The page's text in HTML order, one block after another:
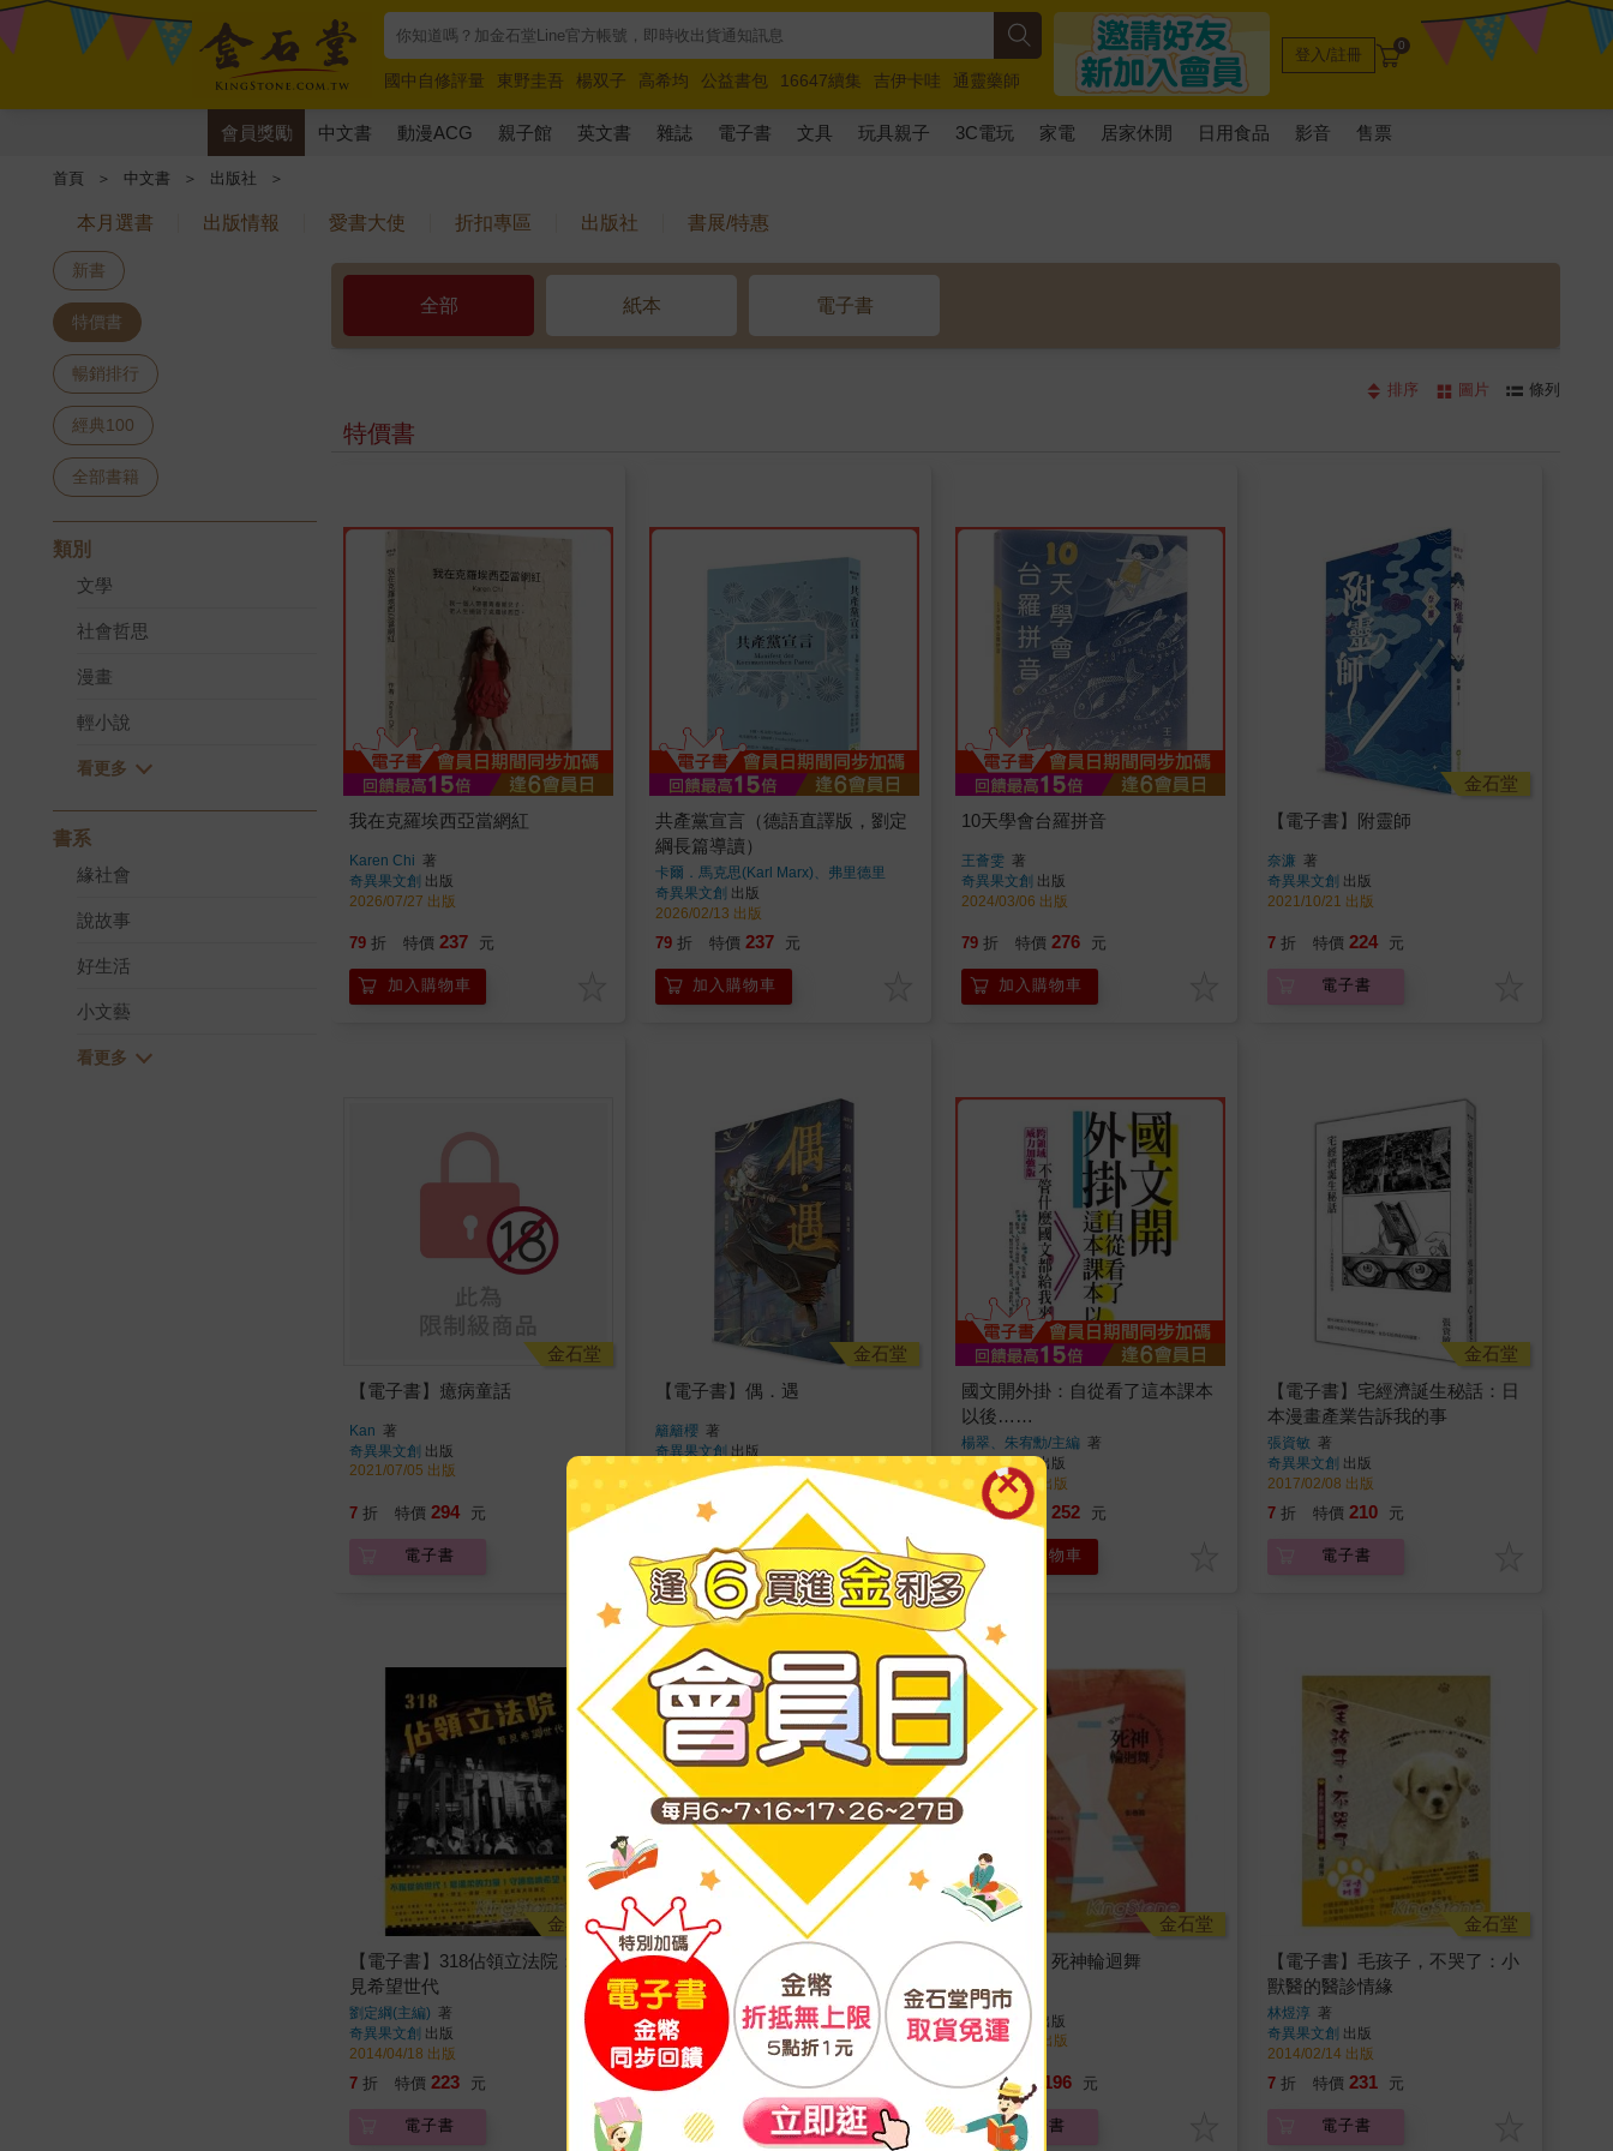
國中自修評量 東野圭吾 楊双子 高希均 公益書包 16647續集 吉伊卡哇
通靈藥師
唯紅花綻放
奧德賽 路邊攤新作 馬斯克 玩具總動員5 超慢跑
登入/註冊 0
會員獎勵 中文書 動漫ACG 親子館 英文書 雜誌 電子書 文具 玩具親子 3C電玩 家電 居家休閒 日用食品 影音 售票
首頁 ＞ 中文書 ＞ 出版社 ＞
本月選書 出版情報 愛書大使 折扣專區 出版社 書展/特惠
新書
特價書
暢銷排行
經典100
全部書籍
類別
文學
社會哲思
漫畫
輕小說
書系
緣社會
說故事
好生活
小文藝
全部 紙本 電子書
排序 圖片 條列
特價書
我在克羅埃西亞當網紅
Karen Chi 著
奇異果文創 出版
2026/07/27 出版
79 折 特價 237 元
加入購物車
共產黨宣言（德語直譯版，劉定
綱長篇導讀）
卡爾．馬克思(Karl Marx)、弗里德里
希．恩格斯(Friedrich Engels)
奇異果文創 出版
2026/02/13 出版
79 折 特價 237 元
加入購物車
10天學會台羅拼音
王薈雯 著
奇異果文創 出版
2024/03/06 出版
79 折 特價 276 元
加入購物車
金石堂
【電子書】附靈師
奈濂 著
奇異果文創 出版
2021/10/21 出版
7 折 特價 224 元
電子書
金石堂
【電子書】癔病童話
Kan 著
奇異果文創 出版
2021/07/05 出版
7 折 特價 294 元
電子書
金石堂
【電子書】偶．遇
籬籬櫻著
奇異果文創 出版
2021/01/28 出版
特價 元
電子書
國文開外掛：自從看了這本課本
以後……
楊翠、朱宥勳/主編著
奇異果文創出版
2018/02/01 出版
79 折 特價 252 元
加入購物車
金石堂
【電子書】宅經濟誕生秘話：日
本漫畫產業告訴我的事
張資敏 著
奇異果文創 出版
2017/02/08 出版
7 折 特價 210 元
電子書
金石堂
【電子書】318佔領立法院：看
見希望世代
劉定綱(主編) 著
奇異果文創 出版
2014/04/18 出版
7 折 特價 223 元
電子書
【電子書】墨龍調戲事典
傀引著
奇異果文創 出版
2014/03/28 出版
折 特價 161 元
電子書
金石堂
【電子書】死神輪迴舞
張藝騰著
奇異果文創 出版
2014/03/10 出版
7 折 特價 196 元
電子書
金石堂
【電子書】毛孩子，不哭了：小
獸醫的醫診情緣
林煜淳 著
奇異果文創 出版
2014/02/14 出版
7 折 特價 231 元
電子書